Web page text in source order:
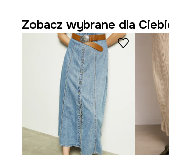
Casualowy styl, który doskonale
stylizacjami.
Zobacz wybrane dla